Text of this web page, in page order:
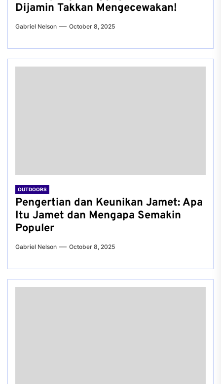
Dijamin Takkan Mengecewakan!
Gabriel Nelson October 8, 2025
OUTDOORS
Pengertian dan Keunikan Jamet: Apa
Itu Jamet dan Mengapa Semakin
Populer
Gabriel Nelson October 8, 2025